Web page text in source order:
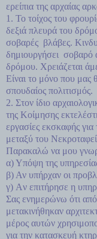
ερείπια της αρχαίας
1. Το τοίχος του
δεξιά πλευρά του
σοβαρές βλάβες.
δημιουργήσει σοβαρό
δρόμου. Χρειάζεται
Είναι το μόνο που μας
σπουδαίος πολιτισμός.
2. Στον ίδιο
της Κοίμησης
εργασίες εκσκαφής
μεταξύ του
Παρακαλώ να μου
α) Υπόψη της
β) Αν υπήρχαν οι
γ) Aν επιτήρησε η
Σας ενημερώνω ότι
μετακινήθηκαν
μέρος αυτών
για την κατασκευή